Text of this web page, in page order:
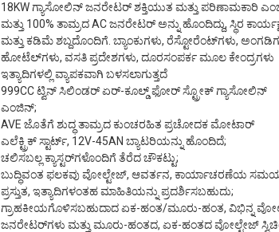
18KW ಗ್ಯಾಸೋಲಿನ್ ಜನರೇಟರ್ ಶಕ್ತಿಯುತ ಮತ್ತು ಪರಿಣಾಮಕಾರಿ
ಮತ್ತು 100% ತಾಮ್ರದ AC ಜನರೇಟರ್ ಅನ್ನು ಹೊಂದಿದ್ದು, ಸ್ಥಿರ
ಮತ್ತು ಕಡಿಮೆ ಶಬ್ದದೊಂದಿಗೆ. ಬ್ಯಾಂಕುಗಳು, ರೆಸ್ಟೋರೆಂಟ್‌ಗಳು,
ಹೋಟೆಲ್‌ಗಳು, ವಸತಿ ಪ್ರದೇಶಗಳು, ದೂರಸಂಪರ್ಕ ಮೂಲ ಕೇಂದ್ರಗಳು
ಇತ್ಯಾದಿಗಳಲ್ಲಿ ವ್ಯಾಪಕವಾಗಿ ಬಳಸಲಾಗುತ್ತದೆ
999CC ಟ್ವಿನ್ ಸಿಲಿಂಡರ್ ಏರ್-ಕೂಲ್ಡ್ ಫೋರ್ ಸ್ಟ್ರೋಕ್ ಗ್ಯಾಸೋಲಿನ್
ಎಂಜಿನ್;
AVE ಜೊತೆಗೆ ಶುದ್ಧ ತಾಮ್ರದ ಕುಂಚರಹಿತ ಪ್ರಚೋದಕ ಮೋಟಾರ್
ಎಲೆಕ್ಟ್ರಿಕ್ ಸ್ಟಾರ್ಟ್, 12V-45AN ಬ್ಯಾಟರಿಯನ್ನು ಹೊಂದಿದೆ;
ಚಲಿಸಬಲ್ಲ ಕ್ಯಾಸ್ಟರ್‌ಗಳೊಂದಿಗೆ ತೆರೆದ ಚೌಕಟ್ಟು;
ಬುದ್ಧಿವಂತ ಫಲಕವು ವೋಲ್ಟೇಜ್, ಆವರ್ತನ, ಕಾರ್ಯಾಚರಣೆಯ
ಪ್ರಸ್ತುತ, ಇತ್ಯಾದಿಗಳಂತಹ ಮಾಹಿತಿಯನ್ನು ಪ್ರದರ್ಶಿಸಬಹುದು;
ಗ್ರಾಹಕೀಯಗೊಳಿಸಬಹುದಾದ ಏಕ-ಹಂತ/ಮೂರು-ಹಂತ, ವಿಭಿನ್ನ
ಜನರೇಟರ್‌ಗಳು ಮತ್ತು ಮೂರು-ಹಂತದ, ಏಕ-ಹಂತದ ವೋಲ್ಟೇಜ್